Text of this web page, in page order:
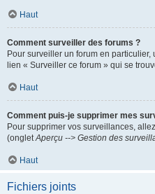
Haut
Comment surveiller des forums ?
Pour surveiller un forum en
lien « Surveiller ce forum » qui se
Haut
Comment puis-je supprimer mes
Pour supprimer vos surveillances,
(ongletAperçu --> Gestion des
Haut
Fichiers joints